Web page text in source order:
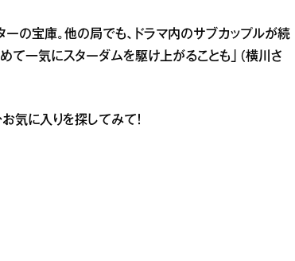
の宝庫。他の局でも、ドラマ内のサブカップルが続
一気にスターダムを駆け上がることも」（横川さ
気に入りを探してみて！